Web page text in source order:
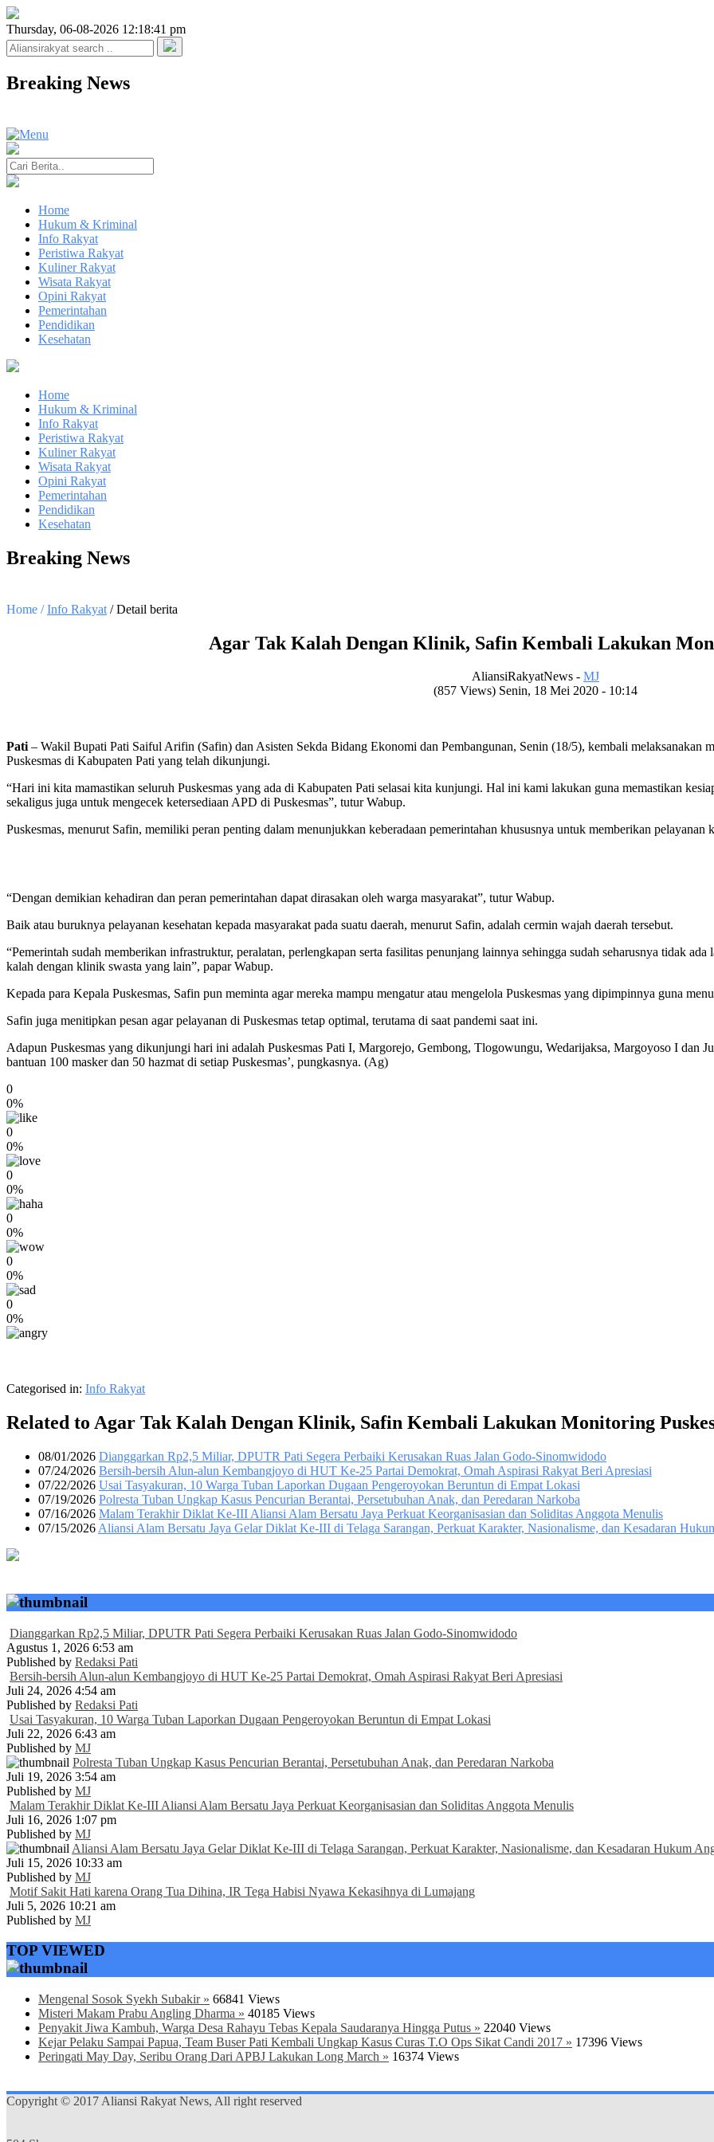
Thursday, 06-08-2026 12:18:41 pm
Breaking News
Home
Hukum & Kriminal
Info Rakyat
Peristiwa Rakyat
Kuliner Rakyat
Wisata Rakyat
Opini Rakyat
Pemerintahan
Pendidikan
Kesehatan
Home
Hukum & Kriminal
Info Rakyat
Peristiwa Rakyat
Kuliner Rakyat
Wisata Rakyat
Opini Rakyat
Pemerintahan
Pendidikan
Kesehatan
Breaking News
Home /Info Rakyat / Detail berita
Agar Tak Kalah Dengan Klinik, Safin Kembali Lakukan
AliansiRakyatNews - MJ
(857 Views) Senin, 18 Mei 2020 - 10:14
Pati– Wakil Bupati Pati Saiful Arifin (Safin) dan Asisten Sekda Bidang Ekonomi dan Pembangunan, Senin (18/5), kembali melaksanakan
Puskesmas di Kabupaten Pati yang telah dikunjungi.
“Hari ini kita mamastikan seluruh Puskesmas yang ada di Kabupaten Pati selasai kita kunjungi. Hal ini kami lakukan guna memastikan
sekaligus juga untuk mengecek ketersediaan APD di Puskesmas”, tutur Wabup.
Puskesmas, menurut Safin, memiliki peran penting dalam menunjukkan keberadaan pemerintahan khususnya untuk memberikan pelayanan
“Dengan demikian kehadiran dan peran pemerintahan dapat dirasakan oleh warga masyarakat”, tutur Wabup.
Baik atau buruknya pelayanan kesehatan kepada masyarakat pada suatu daerah, menurut Safin, adalah cermin wajah daerah tersebut.
“Pemerintah sudah memberikan infrastruktur, peralatan, perlengkapan serta fasilitas penunjang lainnya sehingga sudah seharusnya tidak
kalah dengan klinik swasta yang lain”, papar Wabup.
Kepada para Kepala Puskesmas, Safin pun meminta agar mereka mampu mengatur atau mengelola Puskesmas yang dipimpinnya guna
Safin juga menitipkan pesan agar pelayanan di Puskesmas tetap optimal, terutama di saat pandemi saat ini.
Adapun Puskesmas yang dikunjungi hari ini adalah Puskesmas Pati I, Margorejo, Gembong, Tlogowungu, Wedarijaksa, Margoyoso I dan
bantuan 100 masker dan 50 hazmat di setiap Puskesmas’, pungkasnya. (Ag)
0
0%
0
0%
0
0%
0
0%
0
0%
0
0%
Categorised in: Info Rakyat
Related to Agar Tak Kalah Dengan Klinik, Safin Kembali Lakukan Monitoring
08/01/2026 Dianggarkan Rp2,5 Miliar, DPUTR Pati Segera Perbaiki Kerusakan Ruas Jalan Godo-Sinomwidodo
07/24/2026 Bersih-bersih Alun-alun Kembangjoyo di HUT Ke-25 Partai Demokrat, Omah Aspirasi Rakyat Beri Apresiasi
07/22/2026 Usai Tasyakuran, 10 Warga Tuban Laporkan Dugaan Pengeroyokan Beruntun di Empat Lokasi
07/19/2026 Polresta Tuban Ungkap Kasus Pencurian Berantai, Persetubuhan Anak, dan Peredaran Narkoba
07/16/2026 Malam Terakhir Diklat Ke-III Aliansi Alam Bersatu Jaya Perkuat Keorganisasian dan Soliditas Anggota Menulis
07/15/2026 Aliansi Alam Bersatu Jaya Gelar Diklat Ke-III di Telaga Sarangan, Perkuat Karakter, Nasionalisme, dan Kesadaran
Dianggarkan Rp2,5 Miliar, DPUTR Pati Segera Perbaiki Kerusakan Ruas Jalan Godo-Sinomwidodo
Agustus 1, 2026 6:53 am
Published by Redaksi Pati
Bersih-bersih Alun-alun Kembangjoyo di HUT Ke-25 Partai Demokrat, Omah Aspirasi Rakyat Beri Apresiasi
Juli 24, 2026 4:54 am
Published by Redaksi Pati
Usai Tasyakuran, 10 Warga Tuban Laporkan Dugaan Pengeroyokan Beruntun di Empat Lokasi
Juli 22, 2026 6:43 am
Published by MJ
Polresta Tuban Ungkap Kasus Pencurian Berantai, Persetubuhan Anak, dan Peredaran Narkoba
Juli 19, 2026 3:54 am
Published by MJ
Malam Terakhir Diklat Ke-III Aliansi Alam Bersatu Jaya Perkuat Keorganisasian dan Soliditas Anggota Menulis
Juli 16, 2026 1:07 pm
Published by MJ
Aliansi Alam Bersatu Jaya Gelar Diklat Ke-III di Telaga Sarangan, Perkuat Karakter, Nasionalisme, dan Kesadaran Hukum
Juli 15, 2026 10:33 am
Published by MJ
Motif Sakit Hati karena Orang Tua Dihina, IR Tega Habisi Nyawa Kekasihnya di Lumajang
Juli 5, 2026 10:21 am
Published by MJ
TOP VIEWED
Mengenal Sosok Syekh Subakir » 66841 Views
Misteri Makam Prabu Angling Dharma » 40185 Views
Penyakit Jiwa Kambuh, Warga Desa Rahayu Tebas Kepala Saudaranya Hingga Putus » 22040 Views
Kejar Pelaku Sampai Papua, Team Buser Pati Kembali Ungkap Kasus Curas T.O Ops Sikat Candi 2017 » 17396 Views
Peringati May Day, Seribu Orang Dari APBJ Lakukan Long March » 16374 Views
Copyright © 2017 Aliansi Rakyat News, All right reserved